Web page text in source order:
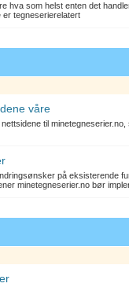
hva som helst enten det
er tegneserierelatert
våre
til
på eksisterende
minetegneserier.no bør